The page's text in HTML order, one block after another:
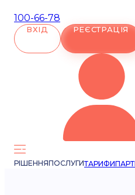
100-66-78
ВХІД РЕЄСТРАЦІЯ
РІШЕННЯПОСЛУГИТАРИФИ